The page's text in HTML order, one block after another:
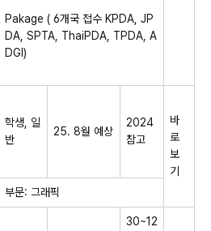
Pakage ( 6개국 접수 KPDA, JP
DA, SPTA, ThaiPDA, TPDA, A
DGI​)
학생, 일
반
25. 8월 예상
2024
참고
바
로
보
기​
부문: 그래픽
30~12